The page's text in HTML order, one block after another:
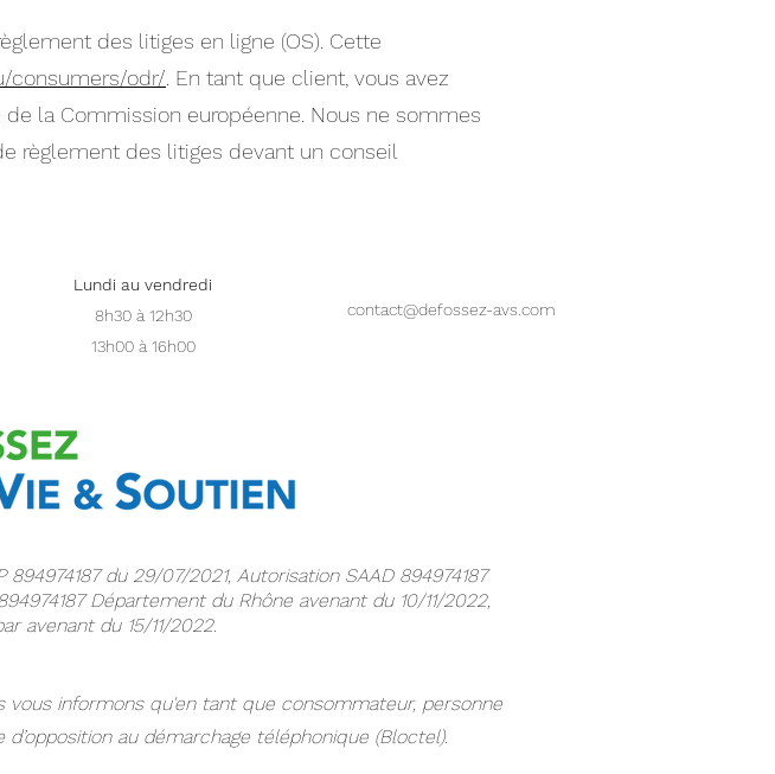
des litiges en ligne (OS). Cette
consumers/odr/ . En tant que client, vous avez
la Commission européenne. Nous ne sommes
règlement des litiges devant un conseil
Lundi au vendredi
8h30 à 12h30
13h00 à 16h00
contact@defossez-avs.com
du 29/07/2021, Autorisation SAAD 894974187
Département du Rhône avenant du 10/11/2022,
avenant du 15/11/2022.
informons qu'en tant que consommateur, personne
au démarchage téléphonique (Bloctel).